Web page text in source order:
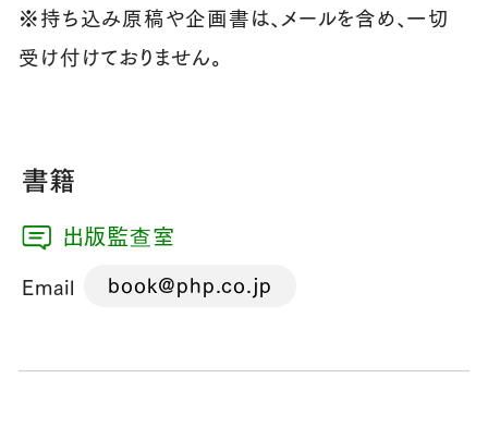
※持ち込み原稿や企画書は、メールを含め、一切
受け付けておりません。
書籍
出版監查室
Email book@php.co.jp